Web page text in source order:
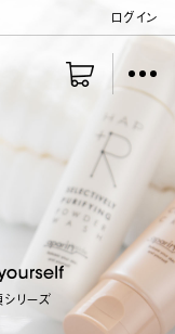
ログイン
リーズ